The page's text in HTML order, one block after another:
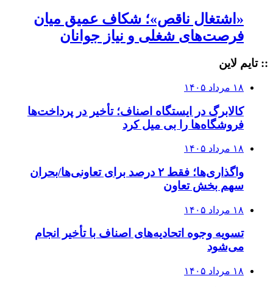
«اشتغال ناقص»؛ شکاف عمیق میان
فرصت‌های شغلی و نیاز جوانان
:: تایم لاین
۱۸ مرداد ۱۴۰۵
کالابرگ در ایستگاه اصناف؛ تأخیر در پرداخت‌ها
فروشگاه‌ها را بی میل کرد
۱۸ مرداد ۱۴۰۵
واگذاری‌ها؛ فقط ۲ درصد برای تعاونی‌ها/بحران
سهم بخش تعاون
۱۸ مرداد ۱۴۰۵
تسویه وجوه اتحادیه‌های اصناف با تأخیر انجام
می‌شود
۱۸ مرداد ۱۴۰۵